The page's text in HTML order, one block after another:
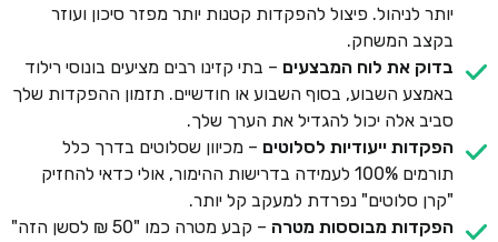
יותר לניהול. פיצול להפקדות קטנות יותר מפזר סיכון ועוזר
בקצב המשחק.
בדוק את לוח המבצעים – בתי קזינו רבים מציעים בונוסי רילוד
באמצע השבוע, בסוף השבוע או חודשיים. תזמון ההפקדות שלך
סביב אלה יכול להגדיל את הערך שלך.
הפקדות ייעודיות לסלוטים – מכיוון שסלוטים בדרך כלל
תורמים 100% לעמידה בדרישות ההימור, אולי כדאי להחזיק
"קרן סלוטים" נפרדת למעקב קל יותר.
הפקדות מבוססות מטרה
– קבע מטרה כמו "50 ₪ לסשן הזה"